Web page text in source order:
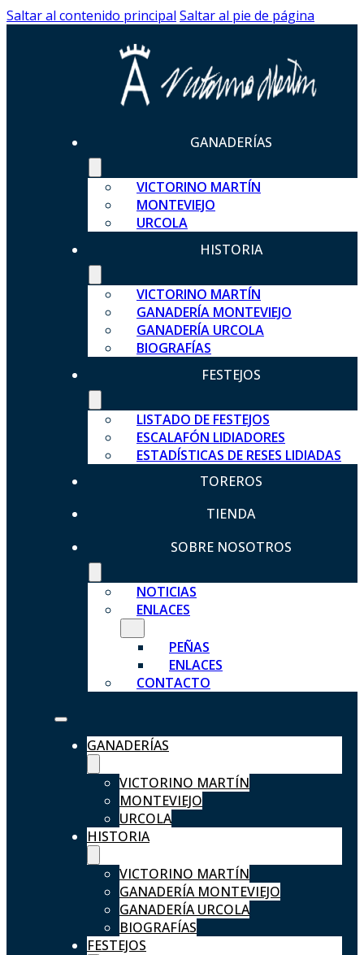
Saltar al contenido principal Saltar al pie de página
GANADERÍAS
VICTORINO MARTÍN
MONTEVIEJO
URCOLA
HISTORIA
VICTORINO MARTÍN
GANADERÍA MONTEVIEJO
GANADERÍA URCOLA
BIOGRAFÍAS
FESTEJOS
LISTADO DE FESTEJOS
ESCALAFÓN LIDIADORES
ESTADÍSTICAS DE RESES LIDIADAS
TOREROS
TIENDA
SOBRE NOSOTROS
NOTICIAS
ENLACES
PEÑAS
ENLACES
CONTACTO
GANADERÍAS
VICTORINO MARTÍN
MONTEVIEJO
URCOLA
HISTORIA
VICTORINO MARTÍN
GANADERÍA MONTEVIEJO
GANADERÍA URCOLA
BIOGRAFÍAS
FESTEJOS